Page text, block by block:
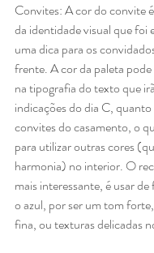
Convites: A cor do convite
da identidade visual que foi
uma dica para os
frente. A cor da paleta
na tipografia do texto que
indicações do dia C,
convites do casamento, o
para utilizar outras cores
harmonia) no interior. O
mais interessante, é usar
o azul, por ser um tom
fina, ou texturas delicadas